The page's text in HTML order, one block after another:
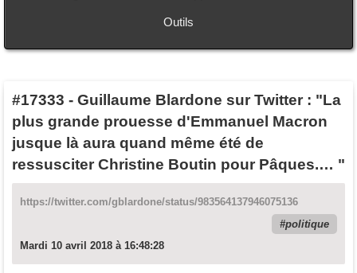
Outils
#17333 - Guillaume Blardone sur Twitter : "La
plus grande prouesse d'Emmanuel Macron
jusque là aura quand même été de
ressusciter Christine Boutin pour Pâques.… "
https://twitter.com/gblardone/status/983564137946075136
politique
Mardi 10 avril 2018 à 16:48:28